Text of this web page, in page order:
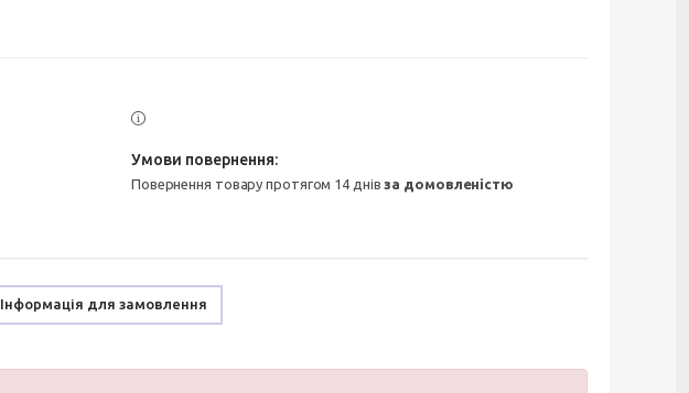
повернення товару протягом 14 днівза домовленістю
Інформація для замовлення